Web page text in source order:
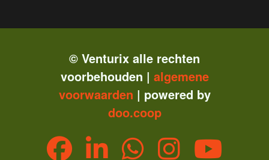
© Venturix alle rechten
voorbehouden | algemene
voorwaarden | powered by
doo.coop